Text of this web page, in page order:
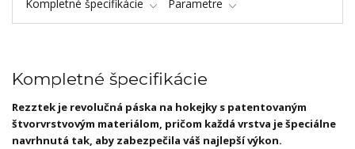
Kompletné špecifikácie Parametre
Kompletné špecifikácie
Rezztek je revolučná páska na hokejky s patentovaným
štvorvrstvovým materiálom, pričom každá vrstva je špeciálne
navrhnutá tak, aby zabezpečila váš najlepší výkon.